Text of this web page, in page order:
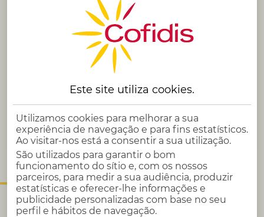
Controlo de Gestão
Colaborar no planeamento e gestão da empresa de
acordo com os objetivos definidos, garantindo a
monitorização dos indicadores chave do negócio,
para dar apoio à gestão estratégica da Cofidis e
fornecer informação de suporte às decisões de cada
área.
A sua candidatura em 4 passos
Este site utiliza cookies.
Utilizamos cookies para melhorar a sua
experiência de navegação e para fins estatísticos.
Ao visitar-nos está a consentir a sua utilização.
São utilizados para garantir o bom
funcionamento do sítio e, com os nossos
parceiros, para medir a sua audiência, produzir
estatísticas e oferecer-lhe informações e
publicidade personalizadas com base no seu
perfil e hábitos de navegação.